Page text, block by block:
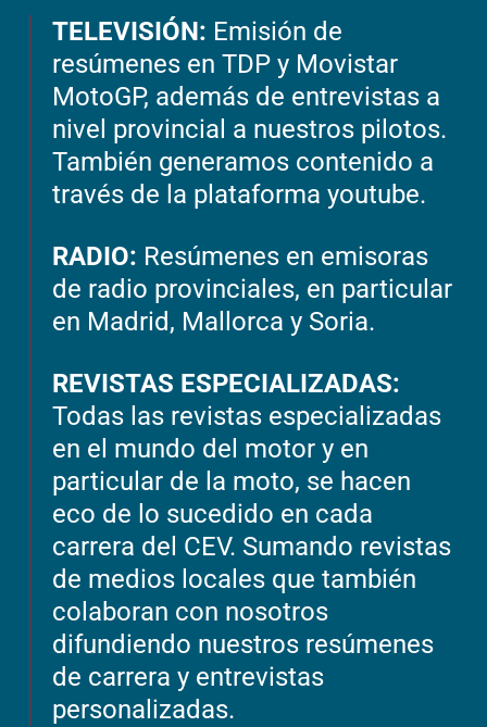
TELEVISIÓN: Emisión de
resúmenes en TDP y Movistar
MotoGP, además de entrevistas a
nivel provincial a nuestros pilotos.
También generamos contenido a
través de la plataforma youtube.
RADIO: Resúmenes en emisoras
de radio provinciales, en particular
en Madrid, Mallorca y Soria.
REVISTAS ESPECIALIZADAS:
Todas las revistas especializadas
en el mundo del motor y en
particular de la moto, se hacen
eco de lo sucedido en cada
carrera del CEV. Sumando revistas
de medios locales que también
colaboran con nosotros
difundiendo nuestros resúmenes
de carrera y entrevistas
personalizadas.